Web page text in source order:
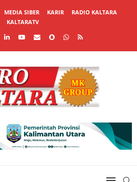
MEDIA SIBER KARIR
RADIO KALTARA
KALTARATV